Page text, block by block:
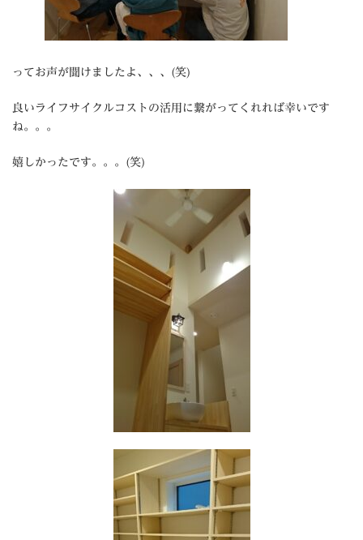
ってお声が聞けましたよ、、、(笑)
良いライフサイクルコストの活用に繋がってくれれば幸いです
ね。。。
嬉しかったです。。。(笑)